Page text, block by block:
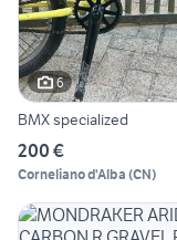
6
BMX specialized
200 €
Corneliano d'Alba (CN)